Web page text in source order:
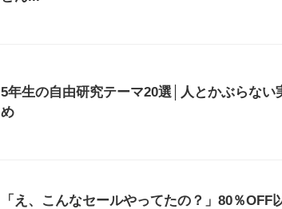
5年生の自由研究テーマ20選│人とかぶらな
め
「え、こんなセールやってたの？」80％